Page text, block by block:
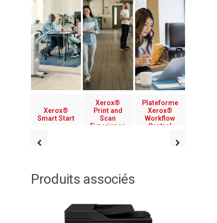
Xerox®
Smart Start
Xerox®
Print and
Scan
Experience
Plateforme
Xerox®
Workflow
Central
Produits associés